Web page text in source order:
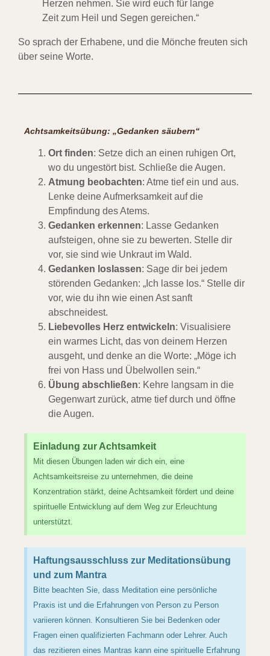
Herzen nehmen. Sie wird euch für lange
Zeit zum Heil und Segen gereichen.“
So sprach der Erhabene, und die Mönche freuten sich
über seine Worte.
Achtsamkeitsübung: „Gedanken säubern“
Ort finden: Setze dich an einen ruhigen Ort,
wo du ungestört bist. Schließe die Augen.
Atmung beobachten: Atme tief ein und aus.
Lenke deine Aufmerksamkeit auf die
Empfindung des Atems.
Gedanken erkennen: Lasse Gedanken
aufsteigen, ohne sie zu bewerten. Stelle dir
vor, sie sind wie Unkraut im Wald.
Gedanken loslassen: Sage dir bei jedem
störenden Gedanken: „Ich lasse los.“ Stelle dir
vor, wie du ihn wie einen Ast sanft
abschneidest.
Liebevolles Herz entwickeln: Visualisiere
ein warmes Licht, das von deinem Herzen
ausgeht, und denke an die Worte: „Möge ich
frei von Hass und Übelwollen sein.“
Übung abschließen: Kehre langsam in die
Gegenwart zurück, atme tief durch und öffne
die Augen.
Einladung zur Achtsamkeit
Mit diesen Übungen laden wir dich ein, eine
Achtsamkeitsreise zu unternehmen, die deine
Konzentration stärkt, deine Achtsamkeit fördert und deine
spirituelle Entwicklung auf dem Weg zur Erleuchtung
unterstützt.
Haftungsausschluss zur Meditationsübung
und zum Mantra
Bitte beachten Sie, dass Meditation eine persönliche
Praxis ist und die Erfahrungen von Person zu Person
variieren können. Konsultieren Sie bei Bedenken oder
Fragen einen qualifizierten Fachmann oder Lehrer. Auch
das rezitieren eines Mantras kann eine spirituelle Erfahrung